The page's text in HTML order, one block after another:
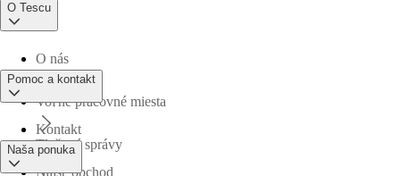
O Tescu
O nás
Voľné pracovné miesta
Tlačové správy
Pomoc a kontakt
Kontakt
Nájsť obchod
Naša ponuka